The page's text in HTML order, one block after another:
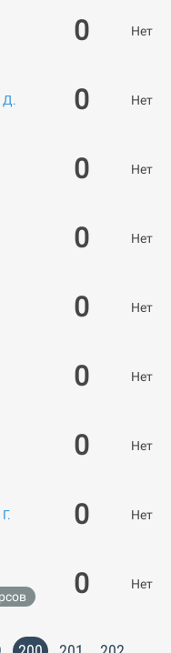
0 Нет
Д. 0 Нет
0 Нет
0 Нет
0 Нет
0 Нет
0 Нет
0 Нет
0 Нет